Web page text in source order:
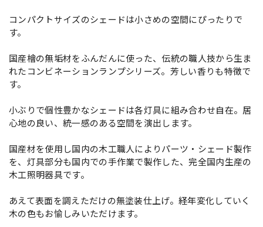
コンパクトサイズのシェードは小さめの空間にぴったりで
す。
国産檜の無垢材をふんだんに使った、伝統の職人技から生ま
れたコンビネーションランプシリーズ。芳しい香りも特徴で
す。
小ぶりで個性豊かなシェードは各灯具に組み合わせ自在。居
心地の良い、統一感のある空間を演出します。
国産材を使用し国内の木工職人によりパーツ・シェード製作
を、灯具部分も国内での手作業で製作した、完全国内生産の
木工照明器具です。
あえて表面を調えただけの無塗装仕上げ。経年変化していく
木の色もお愉しみいただけます。